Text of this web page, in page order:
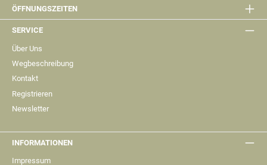
ÖFFNUNGSZEITEN
SERVICE
Über Uns
Wegbeschreibung
Kontakt
Registrieren
Newsletter
INFORMATIONEN
Impressum